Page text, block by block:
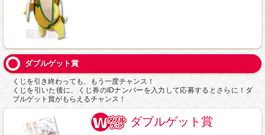
ダブルゲット賞
くじを引き終わっても、もう一度チャンス！
くじを引いた後に、くじ券のIDナンバーを入力して応募するとさらに！ダ
ブルゲット賞がもらえるチャンス！
ダブルゲット賞